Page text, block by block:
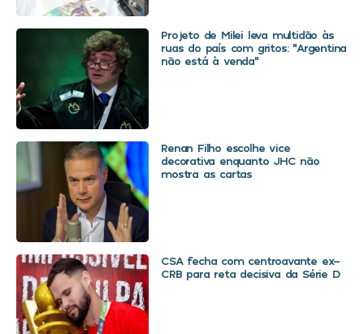
Projeto de Milei leva multidão às
ruas do país com gritos: “Argentina
não está à venda”
Renan Filho escolhe vice
decorativa enquanto JHC não
mostra as cartas
CSA fecha com centroavante ex-
CRB para reta decisiva da Série D